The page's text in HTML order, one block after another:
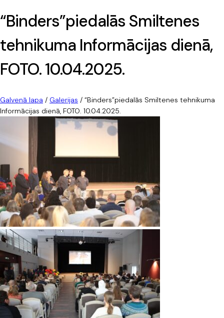
“Binders”piedalās Smiltenes
tehnikuma Informācijas dienā,
FOTO. 10.04.2025.
Galvenā lapa / Galerijas / “Binders”piedalās Smiltenes tehnikuma
Informācijas dienā, FOTO. 10.04.2025.